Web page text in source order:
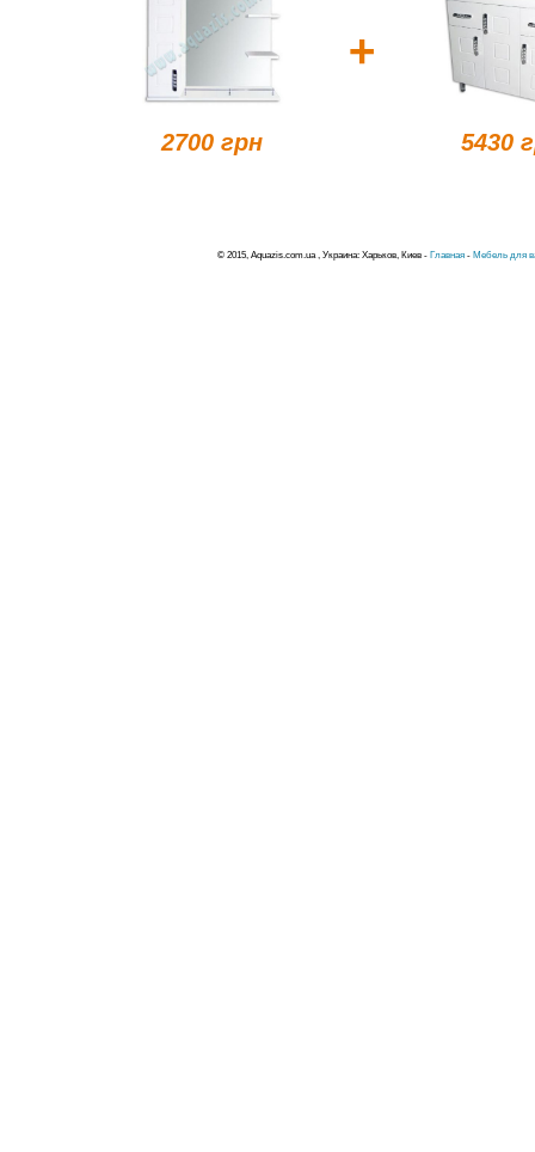
2700 грн
+
5430
© 2015, Aquazis.com.ua , Украина: Харьков, Киев - Главная- Мебель для